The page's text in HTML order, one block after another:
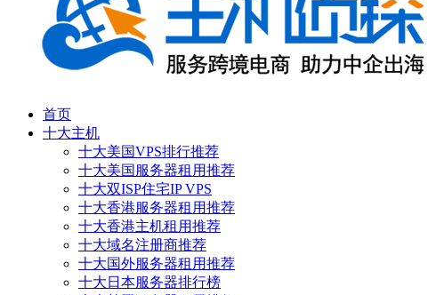
首页
十大主机
十大美国VPS排行推荐
十大美国服务器租用推荐
十大双ISP住宅IP VPS
十大香港服务器租用推荐
十大香港主机租用推荐
十大域名注册商推荐
十大国外服务器租用推荐
十大日本服务器排行榜